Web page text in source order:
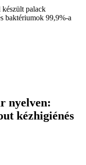
készült palack
baktériumok 99,9%-a
nyelven:
kézhigiénés